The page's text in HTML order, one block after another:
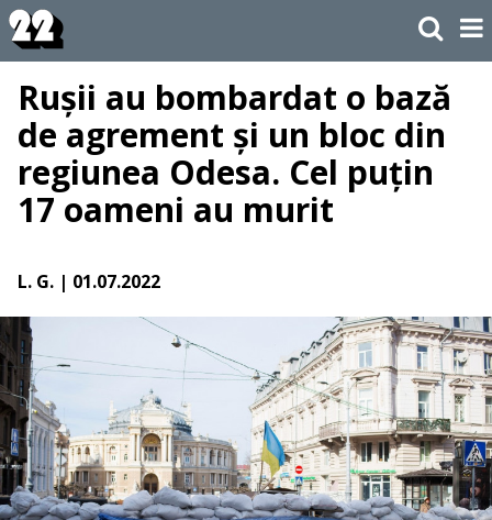
Rușii au bombardat o bază
de agrement și un bloc din
regiunea Odesa. Cel puțin
17 oameni au murit
L. G. | 01.07.2022